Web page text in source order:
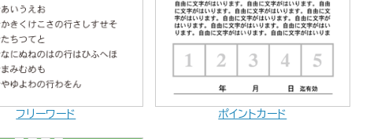
フリーワード ポイントカード